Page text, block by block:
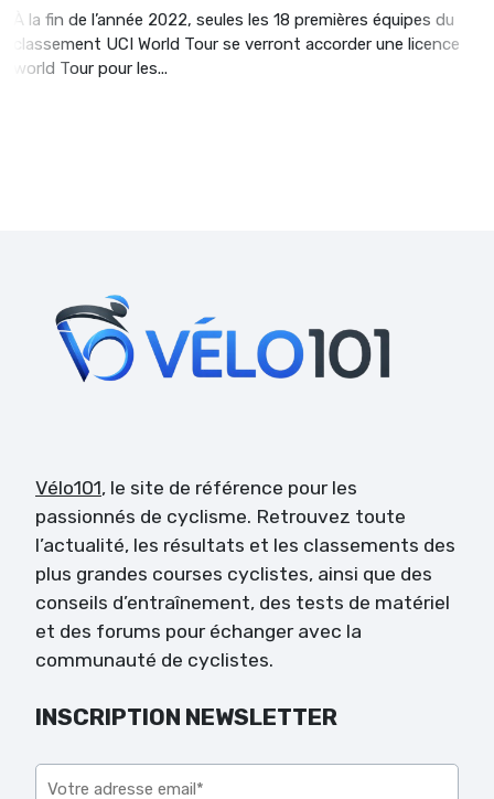
À la fin de l’année 2022, seules les 18 premières équipes du
classement UCI World Tour se verront accorder une licence
world Tour pour les...
Vélo101, le site de référence pour les
passionnés de cyclisme. Retrouvez toute
l’actualité, les résultats et les classements des
plus grandes courses cyclistes, ainsi que des
conseils d’entraînement, des tests de matériel
et des forums pour échanger avec la
communauté de cyclistes.
INSCRIPTION NEWSLETTER